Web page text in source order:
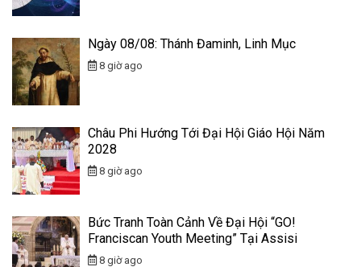
Ngày 08/08: Thánh Đaminh, Linh Mục
8 giờ ago
Châu Phi Hướng Tới Đại Hội Giáo Hội Năm
2028
8 giờ ago
Bức Tranh Toàn Cảnh Về Đại Hội “GO!
Franciscan Youth Meeting” Tại Assisi
8 giờ ago